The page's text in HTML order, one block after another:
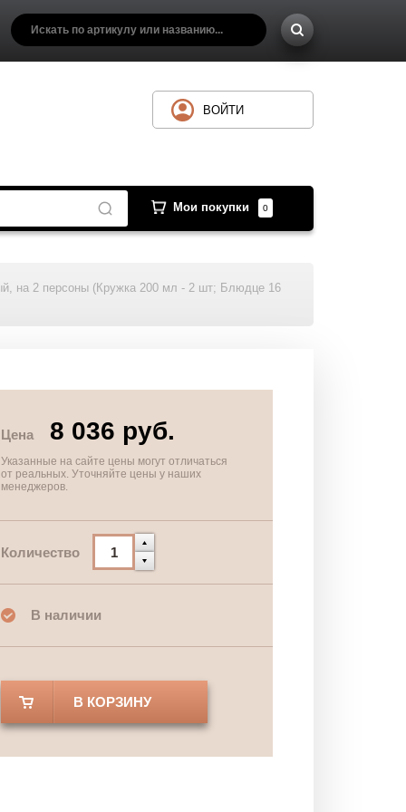
Мои покупки 0
ВОЙТИ
на 2 персоны (Кружка 200 мл - 2 шт; Блюдце 16
Цена 8 036 руб.
Указанные на сайте цены могут отличаться
от реальных. Уточняйте цены у наших
менеджеров.
Количество
В наличии
В КОРЗИНУ